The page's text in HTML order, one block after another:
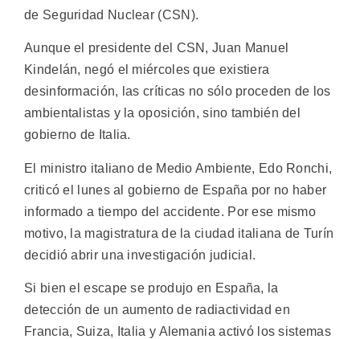
de Seguridad Nuclear (CSN).
Aunque el presidente del CSN, Juan Manuel
Kindelán, negó el miércoles que existiera
desinformación, las críticas no sólo proceden de los
ambientalistas y la oposición, sino también del
gobierno de Italia.
El ministro italiano de Medio Ambiente, Edo Ronchi,
criticó el lunes al gobierno de España por no haber
informado a tiempo del accidente. Por ese mismo
motivo, la magistratura de la ciudad italiana de Turín
decidió abrir una investigación judicial.
Si bien el escape se produjo en España, la
detección de un aumento de radiactividad en
Francia, Suiza, Italia y Alemania activó los sistemas